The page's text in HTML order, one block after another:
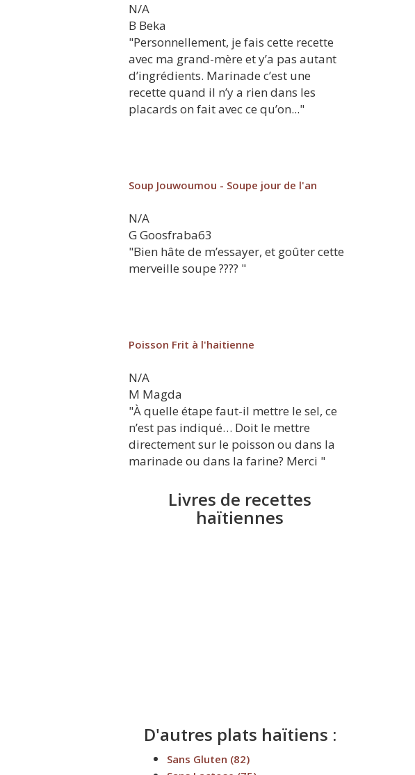
N/A
B Beka
"Personnellement, je fais cette recette
avec ma grand-mère et y’a pas autant
d’ingrédients. Marinade c’est une
recette quand il n’y a rien dans les
placards on fait avec ce qu’on..."
Soup Jouwoumou - Soupe jour de l'an
N/A
G Goosfraba63
"Bien hâte de m’essayer, et goûter cette
merveille soupe ???? "
Poisson Frit à l'haitienne
N/A
M Magda
"À quelle étape faut-il mettre le sel, ce
n’est pas indiqué… Doit le mettre
directement sur le poisson ou dans la
marinade ou dans la farine? Merci "
Livres de recettes
haïtiennes
D'autres plats haïtiens :
Sans Gluten (82)